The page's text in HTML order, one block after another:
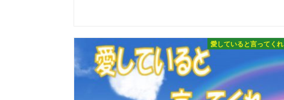
愛していると言ってくれ